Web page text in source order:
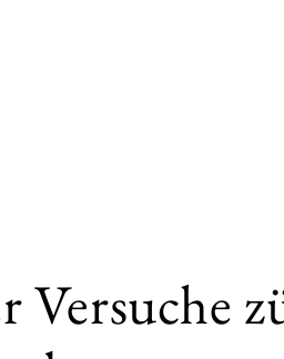
Versuche